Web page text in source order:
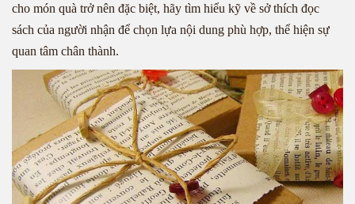
cho món quà trở nên đặc biệt, hãy tìm hiểu kỹ về sở thích đọc
sách của người nhận để chọn lựa nội dung phù hợp, thể hiện sự
quan tâm chân thành.